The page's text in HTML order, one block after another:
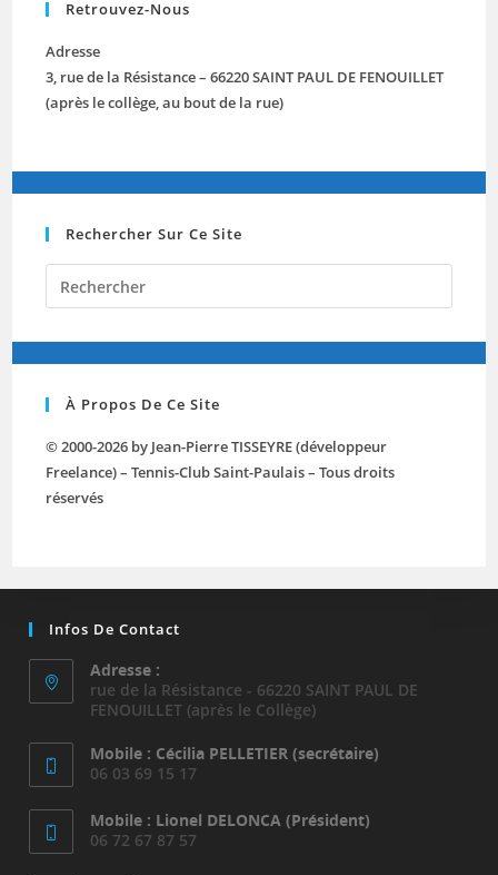
Retrouvez-Nous
Adresse
3, rue de la Résistance – 66220 SAINT PAUL DE FENOUILLET
(après le collège, au bout de la rue)
Rechercher Sur Ce Site
close
À Propos De Ce Site
© 2000-2026 by Jean-Pierre TISSEYRE (développeur
Freelance) – Tennis-Club Saint-Paulais – Tous droits
réservés
Infos De Contact
Adresse :
rue de la Résistance - 66220 SAINT PAUL DE
FENOUILLET (après le Collège)
Mobile : Cécilia PELLETIER (secrétaire)
06 03 69 15 17
Mobile : Lionel DELONCA (Président)
06 72 67 87 57